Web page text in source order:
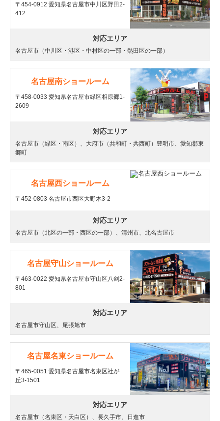
〒454-0912 愛知県名古屋市中川区野田2-
412
対応エリア
名古屋市（中川区・港区・中村区の一部・熱田区の一部）
名古屋南ショールーム
〒458-0033 愛知県名古屋市緑区相原郷1-
2609
対応エリア
名古屋市（緑区・南区）、大府市（共和町・共西町）豊明市、愛知郡東
郷町
名古屋西ショールーム
〒452-0803 名古屋市西区大野木3-2
対応エリア
名古屋市（北区の一部・西区の一部）、清州市、北名古屋市
名古屋守山ショールーム
〒463-0022 愛知県名古屋市守山区八剣2-
801
対応エリア
名古屋市守山区、尾張旭市
名古屋名東ショールーム
〒465-0051 愛知県名古屋市名東区社が
丘3-1501
対応エリア
名古屋市（名東区・天白区）、長久手市、日進市